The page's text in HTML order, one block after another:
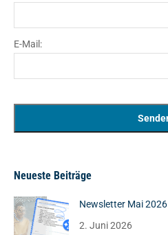
E-Mail:
Neueste Beiträge
Newsletter Mai 2026
2. Juni 2026